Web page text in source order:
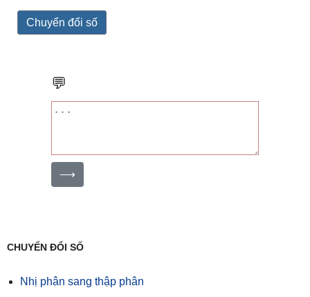
Chuyển đổi số
💬
⟶
CHUYỂN ĐỔI SỐ
Nhị phân sang thập phân